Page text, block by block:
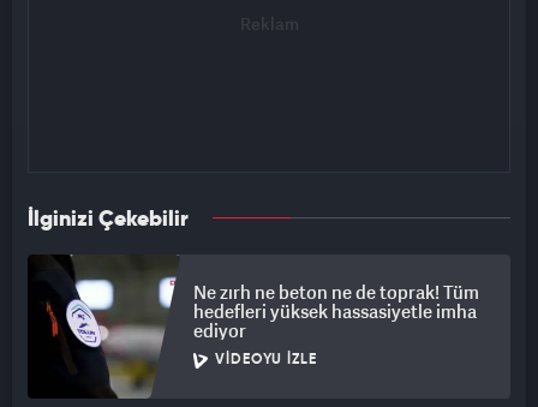
İlginizi Çekebilir
Ne zırh ne beton ne de toprak! Tüm
hedefleri yüksek hassasiyetle imha
ediyor
VIDEOYU İZLE